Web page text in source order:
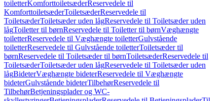
toiletterKomforttoiletsæderReservedele til
KomforttoiletsæderToiletsæderReservedele til
ToiletsæderToiletsæder uden lågReservedele til Toiletsæder uden
lågToiletter til børnReservedele til Toiletter til børnVæghængte
toiletterReservedele til Væghængte toiletterGulvstående
toiletterReservedele til Gulvstående toiletterToiletsæder til
børnReservedele til Toiletsæder til børnToiletsæderReservedele til
ToiletsæderToiletsæder uden lågReservedele til Toiletsæder uden
lågBideterVæghængte bideterReservedele til Væghængte
bideterGulvstående bideterTilbehørReservedele til
TilbehørBetjeningsplader og WC-